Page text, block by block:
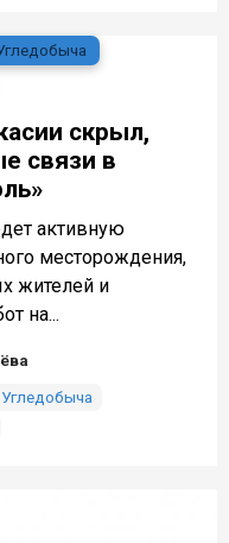
скрыл,
связи в
активную
месторождения,
жителей и
на...
Угледобыча